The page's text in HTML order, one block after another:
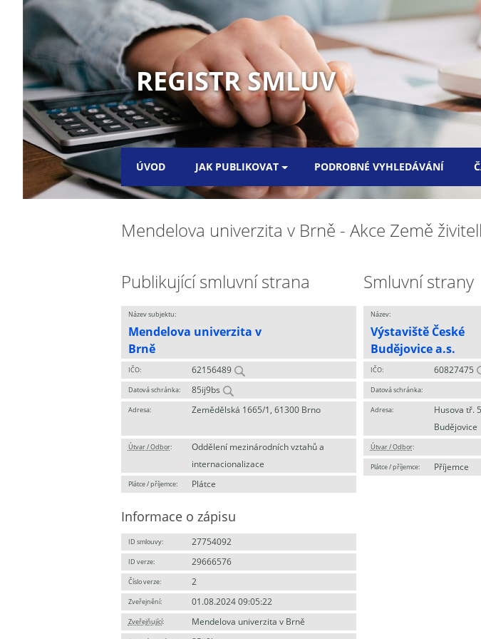
REGISTR SMLUV
ÚVOD JAK PUBLIKOVAT PODROBNÉ VYHLEDÁVÁNÍ
Mendelova univerzita v Brně - Akce Země
Publikující smluvní strana
Název subjektu:
Mendelova univerzita v
Brně
IČO: 62156489
Datová schránka: 85ij9bs
Adresa: Zemědělská 1665/1, 61300 Brno
Útvar / Odbor:
Oddělení mezinárodních vztahů a
internacionalizace
Plátce / příjemce: Plátce
Informace o zápisu
ID smlouvy: 27754092
ID verze: 29666576
Číslo verze: 2
Zveřejnění: 01.08.2024 09:05:22
Zveřejňující: Mendelova univerzita v Brně
Smluvní strany
Název:
Výstaviště České
Budějovice a.s.
IČO: 60827475
Datová schránka:
Adresa:
Husova tř.
Budějovice
Útvar / Odbor:
Plátce / příjemce: Příjemce